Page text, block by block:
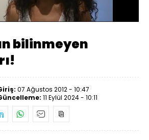
86.11%
Oynatma
Hızı
bilinmeyen
07 Ağustos 2012 - 10:47
11 Eylül 2024 - 10:11